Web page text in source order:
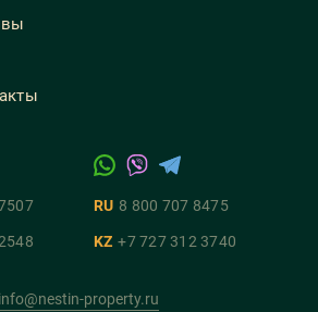
RU 8 800 707 8475
KZ +7 727 312 3740
info@nestin-property.ru